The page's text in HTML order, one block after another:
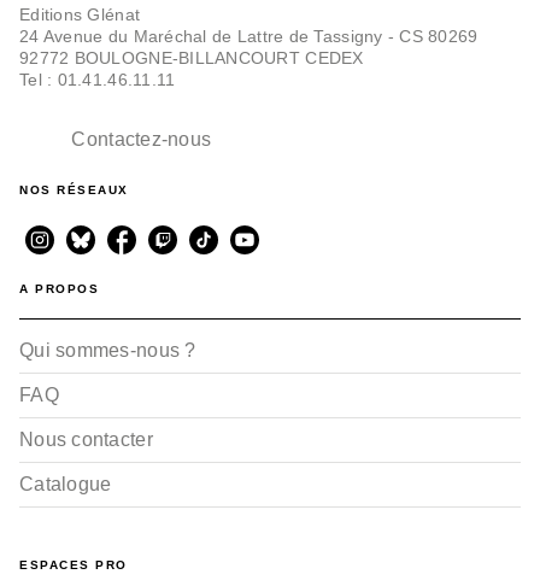
Editions Glénat
24 Avenue du Maréchal de Lattre de Tassigny - CS 80269
92772 BOULOGNE-BILLANCOURT CEDEX
Tel : 01.41.46.11.11
Contactez-nous
NOS RÉSEAUX
A PROPOS
Qui sommes-nous ?
FAQ
Nous contacter
Catalogue
ESPACES PRO